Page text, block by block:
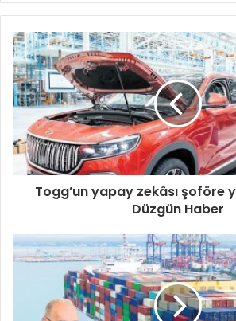
Togg’un yapay zekâsı şoföre
Düzgün Haber